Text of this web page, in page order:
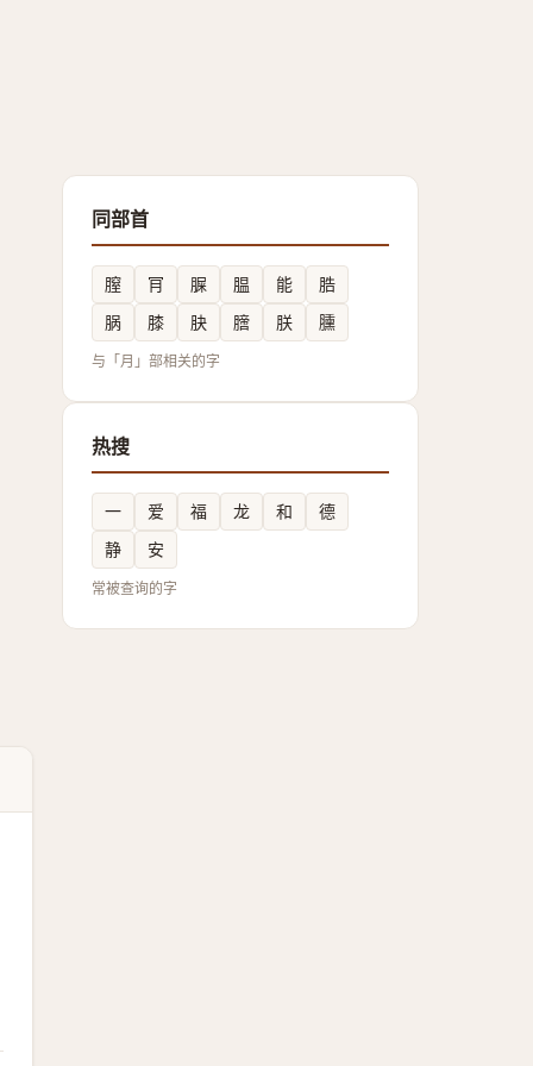
同部首
膣 肎 䐖 腽 能
㬶
脶
膝 䏐 膪 朕 臐
与「月」部相关的字
热搜
一 爱 福 龙 和
德
静
安
常被查询的字